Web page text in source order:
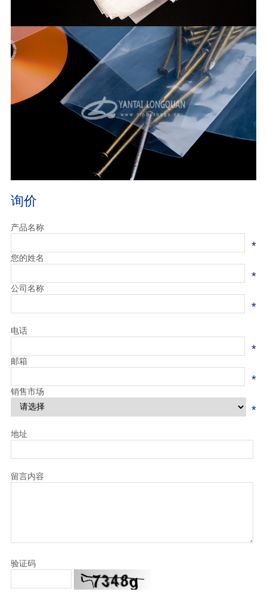
询价
产品名称
*
您的姓名
*
公司名称
*
电话
*
邮箱
*
销售市场
*
地址
留言内容
验证码